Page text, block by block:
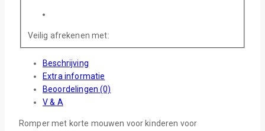
Veilig afrekenen met:
Beschrijving
Extra informatie
Beoordelingen (0)
V & A
Romper met korte mouwen voor kinderen voor